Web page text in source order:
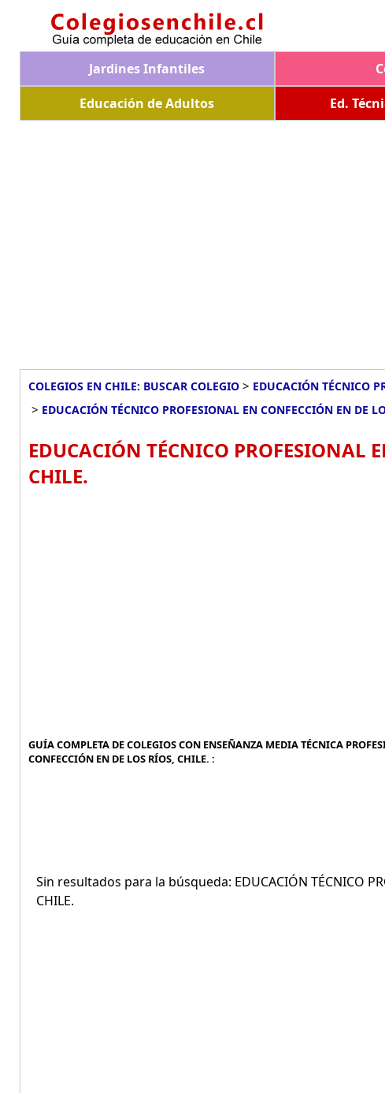
Jardines Infantiles
Educación de Adultos
Ed.
COLEGIOS EN CHILE: BUSCAR COLEGIO > EDUCACIÓN TÉCNICO
> EDUCACIÓN TÉCNICO PROFESIONAL EN CONFECCIÓN EN DE
EDUCACIÓN TÉCNICO PROFESIONAL
CHILE.
GUÍA COMPLETA DE COLEGIOS CON ENSEÑANZA MEDIA TÉCNICA
CONFECCIÓN EN DE LOS RÍOS, CHILE. :
Sin resultados para la búsqueda: EDUCACIÓN TÉCNICO
CHILE.